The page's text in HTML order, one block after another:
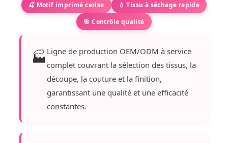
🍒 Motif imprimé cerise
💧 Tissu à séchage rapide
🎯 Contrôle qualité
🏭 Ligne de production OEM/ODM à service
complet couvrant la sélection des tissus, la
découpe, la couture et la finition,
garantissant une qualité et une efficacité
constantes.